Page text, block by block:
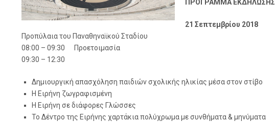
ΠΡΟΓΡΑΜΜΑ ΕΚΔΗΛΩΣΗΣ
21 Σεπτεμβρίου 2018
Προπύλαια του Παναθηναϊκού Σταδίου
08:00 – 09:30 Προετοιμασία
09:30 – 12:30
Δημιουργική απασχόληση παιδιών σχολικής ηλικίας μέσα στον στίβο
Η Ειρήνη ζωγραφισμένη
Η Ειρήνη σε διάφορες Γλώσσες
Το Δέντρο της Ειρήνης χαρτάκια πολύχρωμα με συνθήματα & μηνύματα